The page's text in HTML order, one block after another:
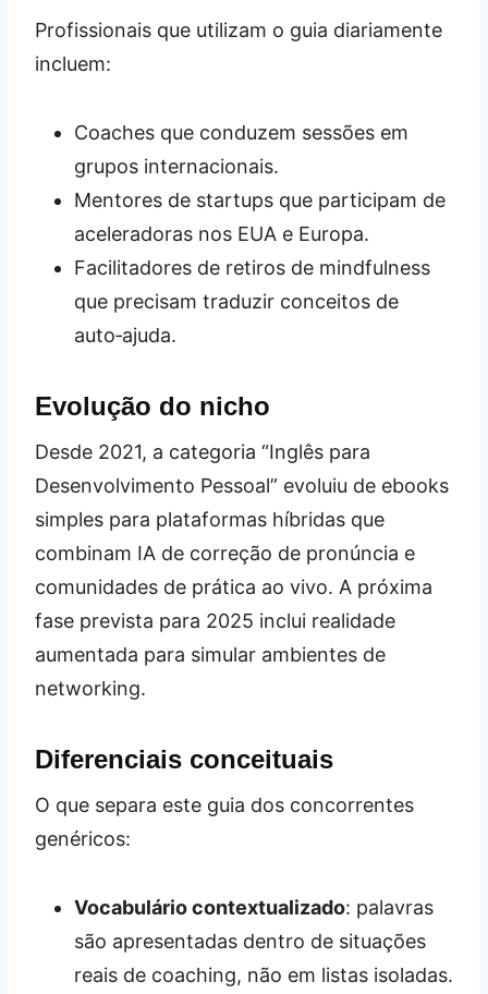
Profissionais que utilizam o guia diariamente
incluem:
Coaches que conduzem sessões em
grupos internacionais.
Mentores de startups que participam de
aceleradoras nos EUA e Europa.
Facilitadores de retiros de mindfulness
que precisam traduzir conceitos de
auto‑ajuda.
Evolução do nicho
Desde 2021, a categoria “Inglês para
Desenvolvimento Pessoal” evoluiu de ebooks
simples para plataformas híbridas que
combinam IA de correção de pronúncia e
comunidades de prática ao vivo. A próxima
fase prevista para 2025 inclui realidade
aumentada para simular ambientes de
networking.
Diferenciais conceituais
O que separa este guia dos concorrentes
genéricos:
Vocabulário contextualizado: palavras
são apresentadas dentro de situações
reais de coaching, não em listas isoladas.